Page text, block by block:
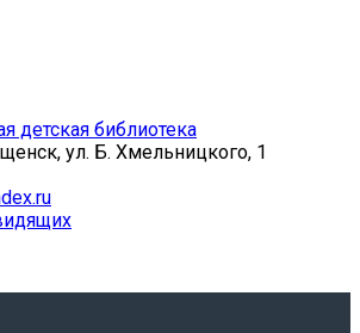
детская библиотека
ул. Б. Хмельницкого, 1